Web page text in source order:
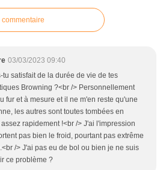
03/03/2023 09:40
tu satisfait de la durée de vie de tes
Browning ?<br /> Personnellement
fur et à mesure et il ne m'en reste qu'une
les autres sont toutes tombées en
rapidement !<br /> J'ai l'impression
pas bien le froid, pourtant pas extrême
/> J'ai pas eu de bol ou bien je ne suis
ce problème ?